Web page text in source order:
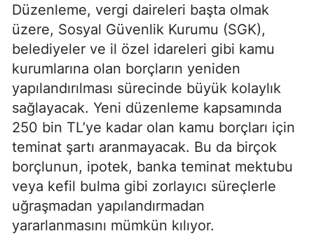
Düzenleme, vergi daireleri başta olmak
üzere, Sosyal Güvenlik Kurumu (SGK),
belediyeler ve il özel idareleri gibi kamu
kurumlarına olan borçların yeniden
yapılandırılması sürecinde büyük kolaylık
sağlayacak. Yeni düzenleme kapsamında
250 bin TL’ye kadar olan kamu borçları için
teminat şartı aranmayacak. Bu da birçok
borçlunun, ipotek, banka teminat mektubu
veya kefil bulma gibi zorlayıcı süreçlerle
uğraşmadan yapılandırmadan
yararlanmasını mümkün kılıyor.